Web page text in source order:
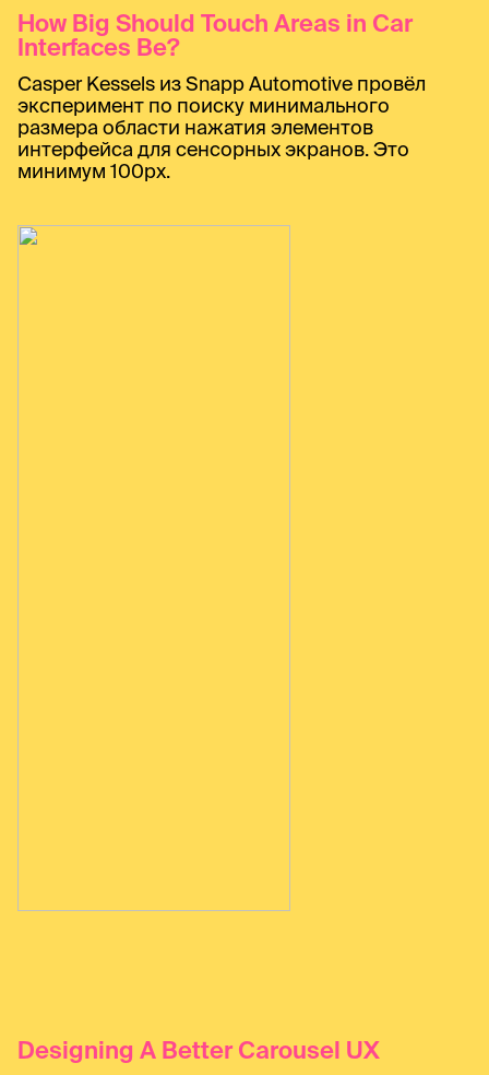
How Big Should Touch Areas in Car
Interfaces Be?
Casper Kessels из Snapp Automotive провёл
эксперимент по поиску минимального
размера области нажатия элементов
интерфейса для сенсорных экранов. Это
минимум 100px.
Designing A Better Carousel UX